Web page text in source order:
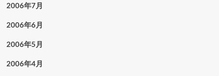
2006年7月
2006年6月
2006年5月
2006年4月